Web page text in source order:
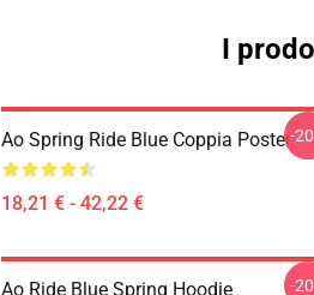
I
Ao Spring Ride Blue Coppia Poster
18,21 € - 42,22 €
-
Ao Ride Blue Spring Hoodie -